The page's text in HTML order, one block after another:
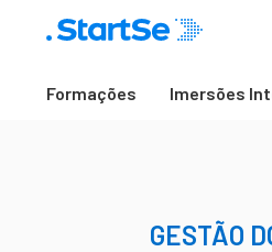
Formações Imersões
GESTÃO